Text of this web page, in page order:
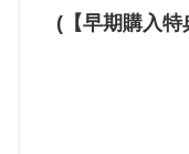
(【早期購入